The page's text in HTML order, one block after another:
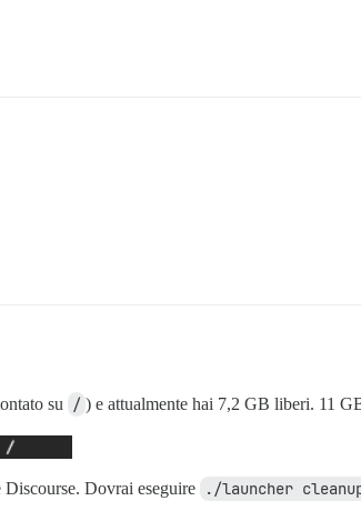
su / ) e attualmente hai 7,2 GB liberi. 11
Dovrai eseguire ./launcher